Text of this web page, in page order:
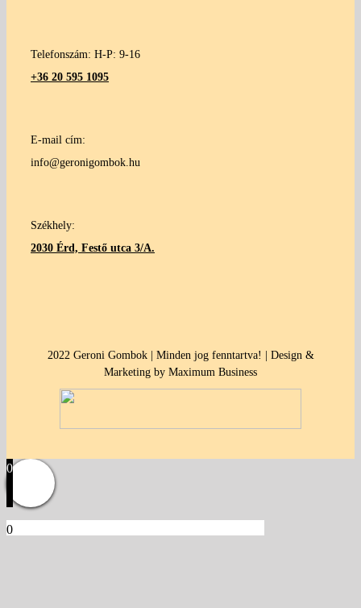
Telefonszám: H-P: 9-16
+36 20 595 1095
E-mail cím:
info@geronigombok.hu
Székhely:
2030 Érd, Festő utca 3/A.
2022 Geroni Gombok | Minden jog fenntartva! | Design &
Marketing by Maximum Business
0
0